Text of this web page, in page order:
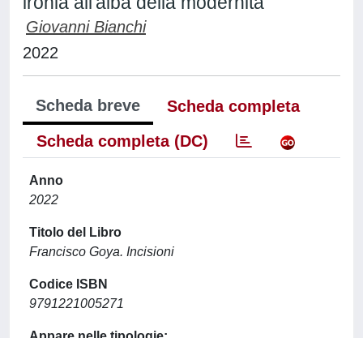
Giovanni Bianchi
2022
Scheda breve
Scheda completa
Scheda completa (DC)
Anno
2022
Titolo del Libro
Francisco Goya. Incisioni
Codice ISBN
9791221005271